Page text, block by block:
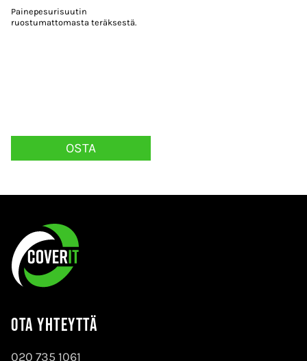
Painepesurisuutin
ruostumattomasta teräksestä.
OSTA
Ota yhteyttä
020 735 1061